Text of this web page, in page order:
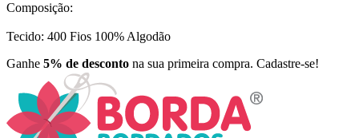
Composição:
Tecido: 400 Fios 100% Algodão
Ganhe 5% de desconto na sua primeira compra. Cadastre-se!